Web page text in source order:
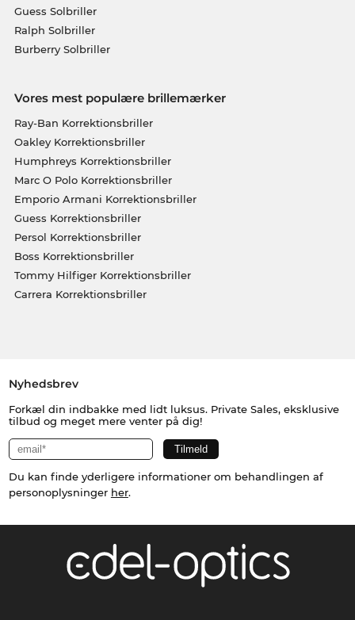
Guess Solbriller
Ralph Solbriller
Burberry Solbriller
Vores mest populære brillemærker
Ray-Ban Korrektionsbriller
Oakley Korrektionsbriller
Humphreys Korrektionsbriller
Marc O Polo Korrektionsbriller
Emporio Armani Korrektionsbriller
Guess Korrektionsbriller
Persol Korrektionsbriller
Boss Korrektionsbriller
Tommy Hilfiger Korrektionsbriller
Carrera Korrektionsbriller
Nyhedsbrev
Forkæl din indbakke med lidt luksus. Private Sales, eksklusive
tilbud og meget mere venter på dig!
Du kan finde yderligere informationer om behandlingen af
personoplysninger her.